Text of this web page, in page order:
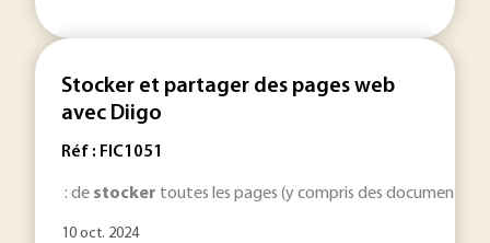
Stocker et partager des pages web
avec Diigo
Réf : FIC1051
: de stocker toutes les pages (y compris des documents
10 oct. 2024